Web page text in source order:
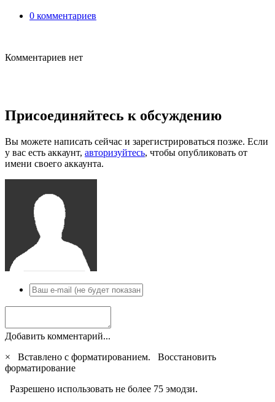
0 комментариев
Комментариев нет
Присоединяйтесь к обсуждению
Вы можете написать сейчас и зарегистрироваться позже. Если
у вас есть аккаунт, авторизуйтесь, чтобы опубликовать от
имени своего аккаунта.
Добавить комментарий...
×
Вставлено с форматированием. Восстановить
форматирование
Разрешено использовать не более 75 эмодзи.